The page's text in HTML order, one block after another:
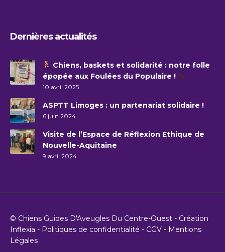
Dernières actualités
Chiens, baskets et solidarité : notre folle
épopée aux Foulées du Populaire !
10 avril 2025
ASPTT Limoges : un partenariat solidaire !
6 juin 2024
Visite de l’Espace de Réflexion Ethique de
Nouvelle-Aquitaine
9 avril 2024
© Chiens Guides D'Aveugles Du Centre-Ouest - Création
Inflexia - Politiques de confidentialité - CGV - Mentions
Légales